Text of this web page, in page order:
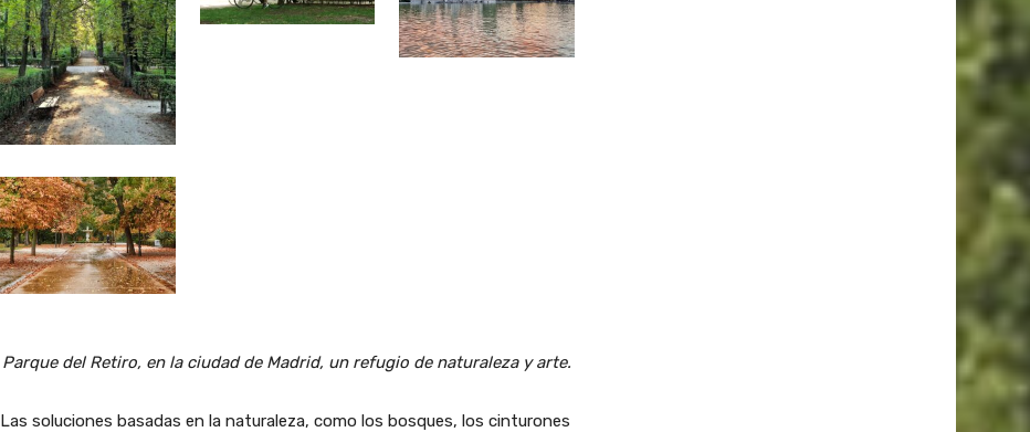
Parque del Retiro, en la ciudad de Madrid, un refugio de naturaleza y arte.
Las soluciones basadas en la naturaleza, como los bosques, los cinturones